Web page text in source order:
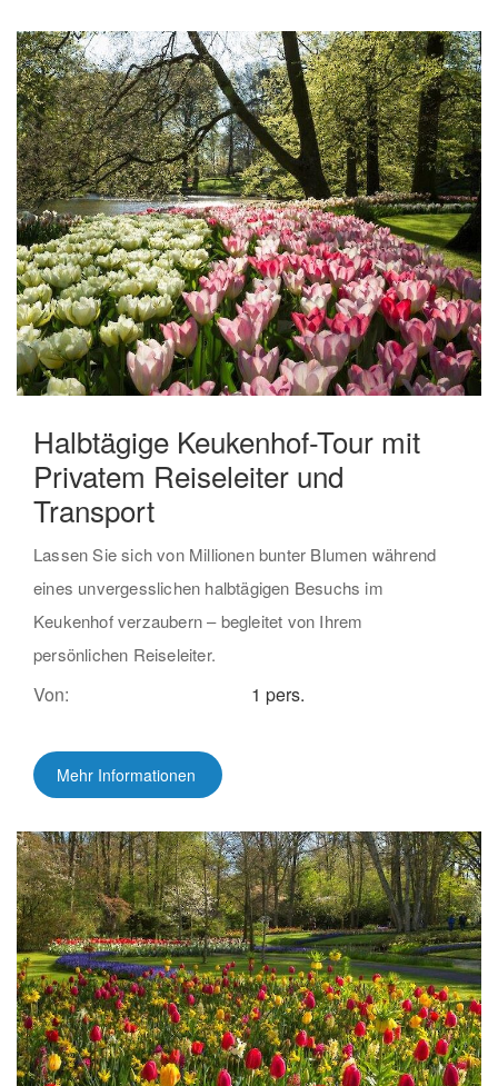
Halbtägige Keukenhof-Tour mit
Privatem Reiseleiter und
Transport
Lassen Sie sich von Millionen bunter Blumen während
eines unvergesslichen halbtägigen Besuchs im
Keukenhof verzaubern – begleitet von Ihrem
persönlichen Reiseleiter.
Von: 1 pers.
Mehr Informationen